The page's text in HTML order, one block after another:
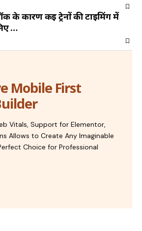
के कारण कई ट्रेनों की टाइमिंग में
…
Mobile First
Vitals, Support for Elementor,
Allows to Create Any Imaginable
Choice for Professional